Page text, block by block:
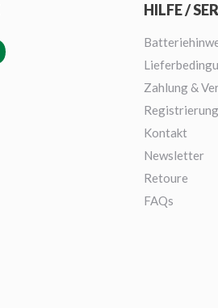
HILFE /
Zahlung &
Registrierung
Kontakt
Newsletter
Retoure
FAQs